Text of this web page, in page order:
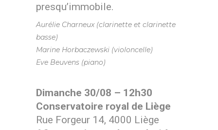
presqu’immobile.
Aurélie Charneux (clarinette et clarinette
basse)
Marine Horbaczewski (violoncelle)
Eve Beuvens (piano)
Dimanche 30/08 – 12h30
Conservatoire royal de Liège
Rue Forgeur 14, 4000 Liège